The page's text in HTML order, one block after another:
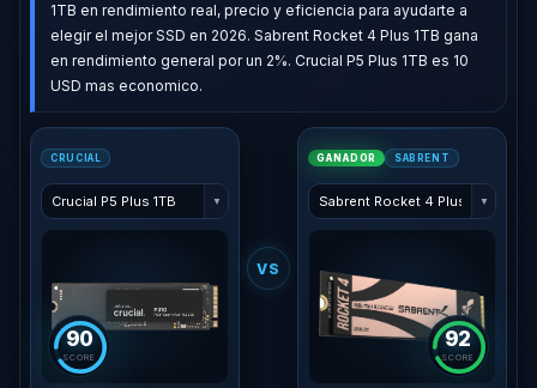
1TB en rendimiento real, precio y eficiencia para ayudarte a
elegir el mejor SSD en 2026. Sabrent Rocket 4 Plus 1TB gana
en rendimiento general por un 2%. Crucial P5 Plus 1TB es 10
USD mas economico.
CRUCIAL
▼
90
SCORE
VS
GANADOR SABRENT
▼
92
SCORE